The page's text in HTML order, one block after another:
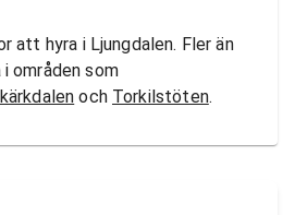
att hyra i Ljungdalen. Fler än
områden som
och Torkilstöten.